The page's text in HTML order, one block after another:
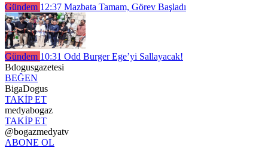
Gündem 12:37 Mazbata Tamam, Görev Başladı
Gündem 10:31 Odd Burger Ege’yi Sallayacak!
Bdogusgazetesi
BEĞEN
BigaDogus
TAKİP ET
medyabogaz
TAKİP ET
@bogazmedyatv
ABONE OL